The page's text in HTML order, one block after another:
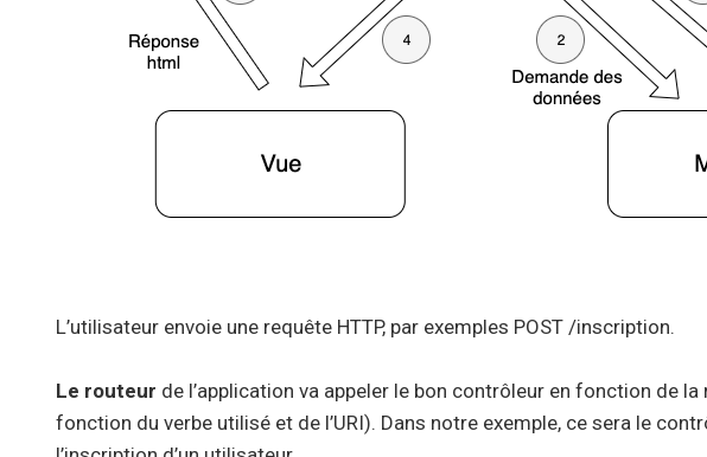
L’utilisateur envoie une requête HTTP, par exemples POST /inscription.
Le routeur de l’application va appeler le bon contrôleur en fonction de la
fonction du verbe utilisé et de l’URI). Dans notre exemple, ce sera le